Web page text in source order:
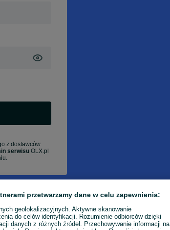
z dostawców
serwisu OLX.pl
przetwarzamy dane w celu zapewnienia:
geolokalizacyjnych. Aktywne skanowanie
do celów identyfikacji. Rozumienie odbiorców dzięki
danych z różnych źródeł. Przechowywanie informacji na